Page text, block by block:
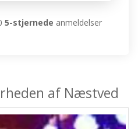
5-stjernede anmeldelser
af Næstved